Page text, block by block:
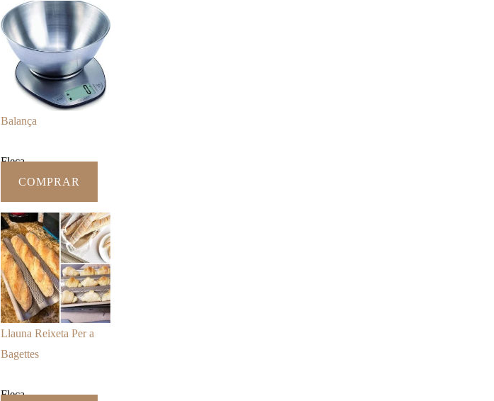
Balança
Fleca
COMPRAR
Llauna Reixeta Per a
Bagettes
Fleca